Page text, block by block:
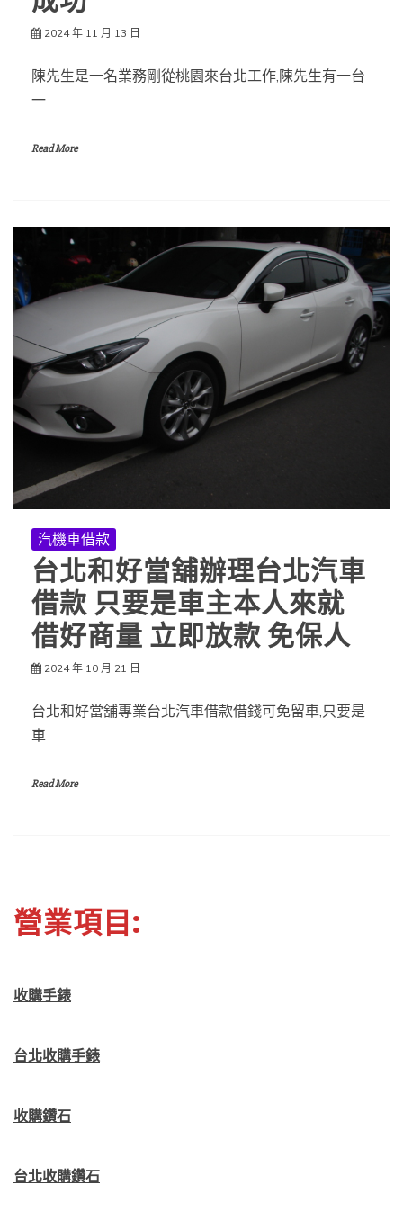
2024 年 11 月 13 日
陳先生是一名業務剛從桃園來台北工作,陳先生有一台
一
Read More
汽機車借款
台北和好當舖辦理台北汽車
借款 只要是車主本人來就
借好商量 立即放款 免保人
2024 年 10 月 21 日
台北和好當舖專業台北汽車借款借錢可免留車,只要是
車
Read More
營業項目:
收購手錶
台北收購手錶
收購鑽石
台北收購鑽石